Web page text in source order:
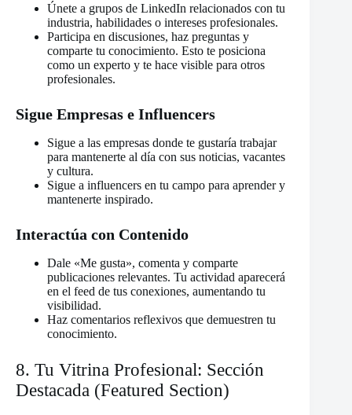
Únete a grupos de LinkedIn relacionados con tu
industria, habilidades o intereses profesionales.
Participa en discusiones, haz preguntas y
comparte tu conocimiento. Esto te posiciona
como un experto y te hace visible para otros
profesionales.
Sigue Empresas e Influencers
Sigue a las empresas donde te gustaría trabajar
para mantenerte al día con sus noticias, vacantes
y cultura.
Sigue a influencers en tu campo para aprender y
mantenerte inspirado.
Interactúa con Contenido
Dale «Me gusta», comenta y comparte
publicaciones relevantes. Tu actividad aparecerá
en el feed de tus conexiones, aumentando tu
visibilidad.
Haz comentarios reflexivos que demuestren tu
conocimiento.
8. Tu Vitrina Profesional: Sección
Destacada (Featured Section)